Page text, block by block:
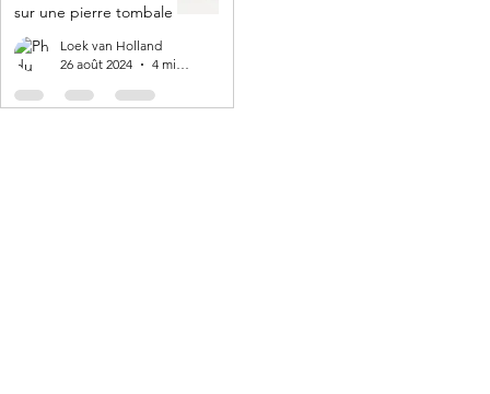
sur une pierre tombale
Loek van Holland
26 août 2024
4 min de lecture